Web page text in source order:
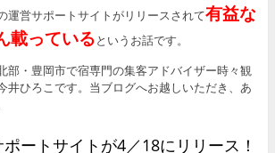
運営サポートサイトがリリースされて有益な
載っているというお話です。
部・豊岡市で宿専門の集客アドバイザー時々観
井ひろこです。当ブログへお越しいただき、あ
ートサイトが4／18にリリース！